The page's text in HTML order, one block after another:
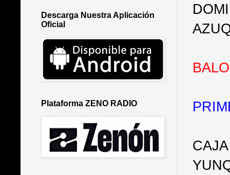
Descarga Nuestra Aplicación
Oficial
Plataforma ZENO RADIO